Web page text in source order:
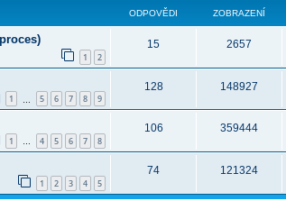
ODPOVĚDI ZOBRAZENÍ
1 2
15 2657
1 5 6 7 8 9
128 148927
1 … 4 5 6 7 8
106 359444
1 2 3 4 5
74 121324